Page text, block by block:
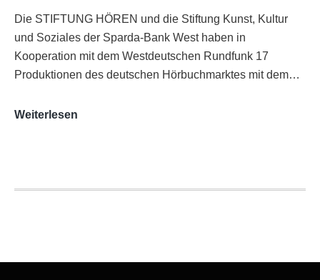
Die STIFTUNG HÖREN und die Stiftung Kunst, Kultur
und Soziales der Sparda-Bank West haben in
Kooperation mit dem Westdeutschen Rundfunk 17
Produktionen des deutschen Hörbuchmarktes mit dem…
Weiterlesen
Ausgezeichnete